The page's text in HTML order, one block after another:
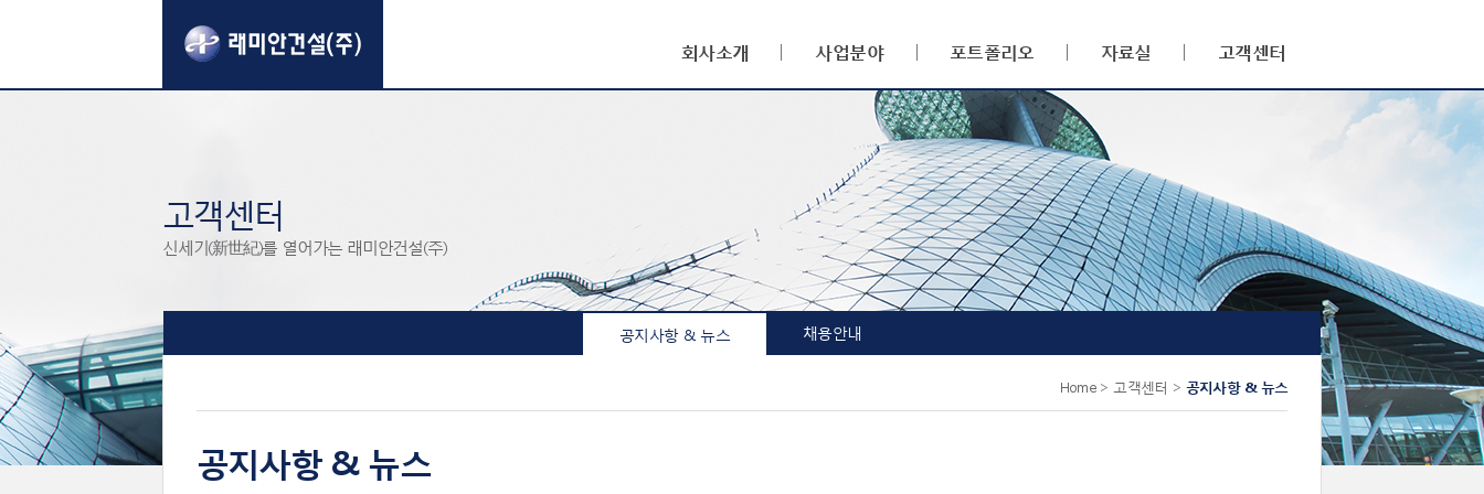
회사소개 사업분야 포트폴리오 자료실 고객센터
고객센터
신세기(新世紀)를 열어가는 래미안건설(주)
공지사항 & 뉴스 채용안내
Home > 고객센터 >공지사항 & 뉴스
공지사항 & 뉴스